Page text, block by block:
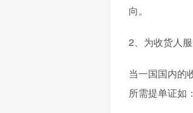
向。
2、为收货人
当一国国内的
所需提单证如